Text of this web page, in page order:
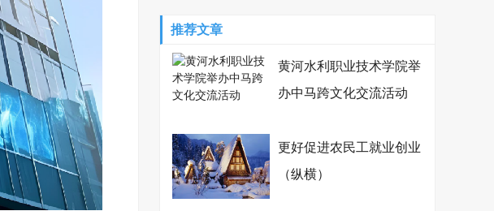
推荐文章
黄河水利职业技术学院举
办中马跨文化交流活动
更好促进农民工就业创业
（纵横）